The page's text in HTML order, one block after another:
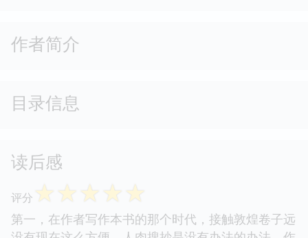
作者简介
目录信息
读后感
评分 ☆☆☆☆☆
第一，在作者写作本书的那个时代，接触敦煌卷子远